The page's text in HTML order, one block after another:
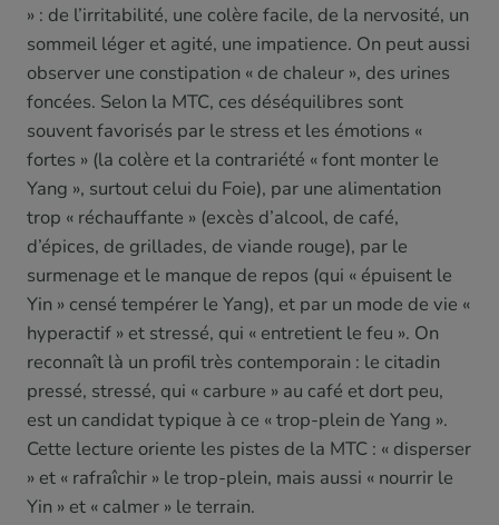
» : de l’irritabilité, une colère facile, de la nervosité, un
sommeil léger et agité, une impatience. On peut aussi
observer une constipation « de chaleur », des urines
foncées. Selon la MTC, ces déséquilibres sont
souvent favorisés par le stress et les émotions «
fortes » (la colère et la contrariété « font monter le
Yang », surtout celui du Foie), par une alimentation
trop « réchauffante » (excès d’alcool, de café,
d’épices, de grillades, de viande rouge), par le
surmenage et le manque de repos (qui « épuisent le
Yin » censé tempérer le Yang), et par un mode de vie «
hyperactif » et stressé, qui « entretient le feu ». On
reconnaît là un profil très contemporain : le citadin
pressé, stressé, qui « carbure » au café et dort peu,
est un candidat typique à ce « trop-plein de Yang ».
Cette lecture oriente les pistes de la MTC : « disperser
» et « rafraîchir » le trop-plein, mais aussi « nourrir le
Yin » et « calmer » le terrain.